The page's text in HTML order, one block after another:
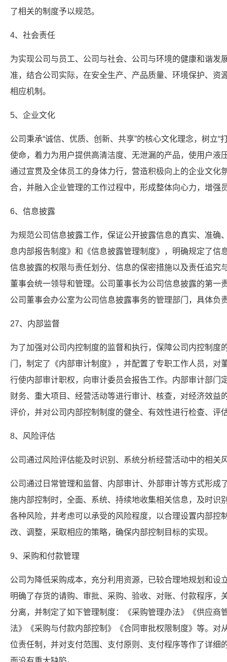
了相关的制度予以规范。
4、社会责任
为实现公司与员工、公司与社会、公司与环境的健康和谐发
准，结合公司实际，在安全生产、产品质量、环境保护、资
相应机制。
5、企业文化
公司秉承“诚信、优质、创新、共享”的核心文化理念，树立“
使命，着力为用户提供高清洁度、无泄漏的产品，使用户液
通过宣贯及全体员工的身体力行，营造积极向上的企业文化
合，并融入企业管理的工作过程中，形成整体向心力，增强
6、信息披露
为规范公司信息披露工作，保证公开披露信息的真实、准确
息内部报告制度》和《信息披露管理制度》，明确规定了信
信息披露的权限与责任划分、信息的保密措施以及责任追究
董事会统一领导和管理。公司董事长为公司信息披露的第一
公司董事会办公室为公司信息披露事务的管理部门，具体负
27、内部监督
为了加强对公司内控制度的监督和执行，保障公司内控制度
门，制定了《内部审计制度》，并配置了专职工作人员，对
行使内部审计职权，向审计委员会报告工作。内部审计部门
财务、重大项目、经营活动等进行审计、核查，对经济效益
评价，并对公司内部控制制度的健全、有效性进行检查、评
8、风险评估
公司通过风险评估能及时识别、系统分析经营活动中的相关
公司通过日常管理和监督、内部审计、外部审计等方式形成
施内部控制时，全面、系统、持续地收集相关信息，及时识
各种风险，并考虑可以承受的风险程度，以合理设置内部控
改、调整，采取相应的策略，确保内部控制目标的实现。
9、采购和付款管理
公司为降低采购成本，充分利用资源，已较合理地规划和设
明确了存货的请购、审批、采购、验收、对账、付款程序，
分离，并制定了如下管理制度：《采购管理办法》《供应商
法》《采购与付款内部控制》《合同审批权限制度》等。对
位责任制，并对支付范围、支付原则、支付程序等作了详细